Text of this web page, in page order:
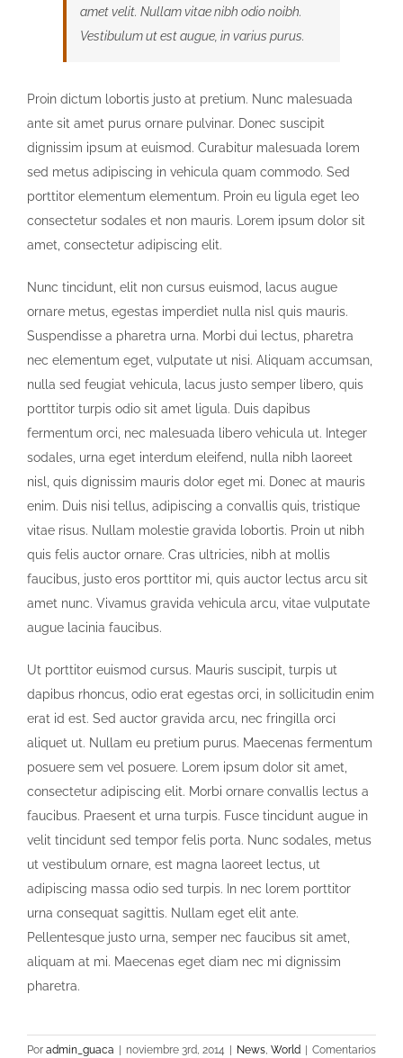
amet velit. Nullam vitae nibh odio noibh.
Vestibulum ut est augue, in varius purus.
Proin dictum lobortis justo at pretium. Nunc malesuada
ante sit amet purus ornare pulvinar. Donec suscipit
dignissim ipsum at euismod. Curabitur malesuada lorem
sed metus adipiscing in vehicula quam commodo. Sed
porttitor elementum elementum. Proin eu ligula eget leo
consectetur sodales et non mauris. Lorem ipsum dolor sit
amet, consectetur adipiscing elit.
Nunc tincidunt, elit non cursus euismod, lacus augue
ornare metus, egestas imperdiet nulla nisl quis mauris.
Suspendisse a pharetra urna. Morbi dui lectus, pharetra
nec elementum eget, vulputate ut nisi. Aliquam accumsan,
nulla sed feugiat vehicula, lacus justo semper libero, quis
porttitor turpis odio sit amet ligula. Duis dapibus
fermentum orci, nec malesuada libero vehicula ut. Integer
sodales, urna eget interdum eleifend, nulla nibh laoreet
nisl, quis dignissim mauris dolor eget mi. Donec at mauris
enim. Duis nisi tellus, adipiscing a convallis quis, tristique
vitae risus. Nullam molestie gravida lobortis. Proin ut nibh
quis felis auctor ornare. Cras ultricies, nibh at mollis
faucibus, justo eros porttitor mi, quis auctor lectus arcu sit
amet nunc. Vivamus gravida vehicula arcu, vitae vulputate
augue lacinia faucibus.
Ut porttitor euismod cursus. Mauris suscipit, turpis ut
dapibus rhoncus, odio erat egestas orci, in sollicitudin enim
erat id est. Sed auctor gravida arcu, nec fringilla orci
aliquet ut. Nullam eu pretium purus. Maecenas fermentum
posuere sem vel posuere. Lorem ipsum dolor sit amet,
consectetur adipiscing elit. Morbi ornare convallis lectus a
faucibus. Praesent et urna turpis. Fusce tincidunt augue in
velit tincidunt sed tempor felis porta. Nunc sodales, metus
ut vestibulum ornare, est magna laoreet lectus, ut
adipiscing massa odio sed turpis. In nec lorem porttitor
urna consequat sagittis. Nullam eget elit ante.
Pellentesque justo urna, semper nec faucibus sit amet,
aliquam at mi. Maecenas eget diam nec mi dignissim
pharetra.
Por admin_guaca | noviembre 3rd, 2014 | News World | Comentarios